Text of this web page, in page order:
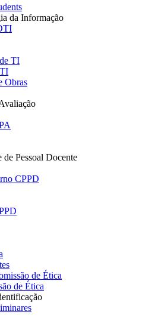
da Informação
TI
Obras
de Pessoal Docente
CPPD
de Ética
de Ética